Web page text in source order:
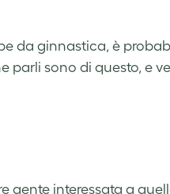
da ginnastica, è
sono di questo, e
interessata a